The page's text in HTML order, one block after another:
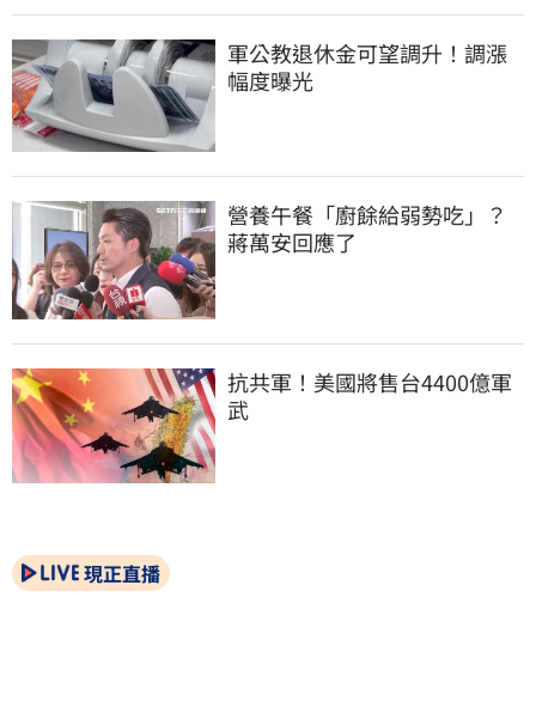
軍公教退休金可望調升！調漲
幅度曝光
營養午餐「廚餘給弱勢吃」？
蔣萬安回應了
抗共軍！美國將售台4400億軍
武
現正直播